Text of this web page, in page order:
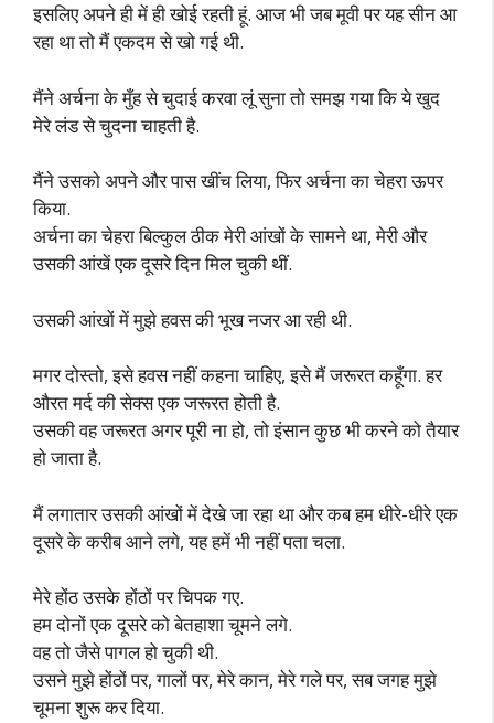
इसलिए अपने ही में ही खोई रहती हूं. आज भी जब मूवी पर यह सीन आ
रहा था तो मैं एकदम से खो गई थी.
मैंने अर्चना के मुँह से चुदाई करवा लूं सुना तो समझ गया कि ये खुद
मेरे लंड से चुदना चाहती है.
मैंने उसको अपने और पास खींच लिया, फिर अर्चना का चेहरा ऊपर
किया.
अर्चना का चेहरा बिल्कुल ठीक मेरी आंखों के सामने था, मेरी और
उसकी आंखें एक दूसरे दिन मिल चुकी थीं.
उसकी आंखों में मुझे हवस की भूख नजर आ रही थी.
मगर दोस्तो, इसे हवस नहीं कहना चाहिए, इसे मैं जरूरत कहूँगा. हर
औरत मर्द की सेक्स एक जरूरत होती है.
उसकी वह जरूरत अगर पूरी ना हो, तो इंसान कुछ भी करने को तैयार
हो जाता है.
मैं लगातार उसकी आंखों में देखे जा रहा था और कब हम धीरे-धीरे एक
दूसरे के करीब आने लगे, यह हमें भी नहीं पता चला.
मेरे होंठ उसके होंठों पर चिपक गए.
हम दोनों एक दूसरे को बेतहाशा चूमने लगे.
वह तो जैसे पागल हो चुकी थी.
उसने मुझे होंठों पर, गालों पर, मेरे कान, मेरे गले पर, सब जगह मुझे
चूमना शुरू कर दिया.